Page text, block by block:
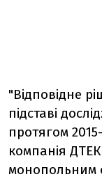
"Відповідне
підставі
протягом
компанія
монопольним